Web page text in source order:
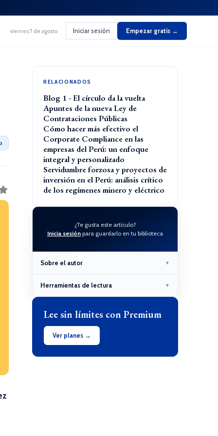
viernes 7 de agosto Iniciar sesión Empezar gratis →
RELACIONADOS
Blog 1 - El círculo da la vuelta
Apuntes de la nueva Ley de
Contrataciones Públicas
Cómo hacer más efectivo el
Corporate Compliance en las
empresas del Perú: un enfoque
integral y personalizado
Servidumbre forzosa y proyectos de
inversión en el Perú: análisis crítico
de los regímenes minero y eléctrico
¿Te gusta este artículo?
Inicia sesión para guardarlo en tu biblioteca
Sobre el autor ▼
Herramientas de lectura ▼
Lee sin límites con Premium
Ver planes →